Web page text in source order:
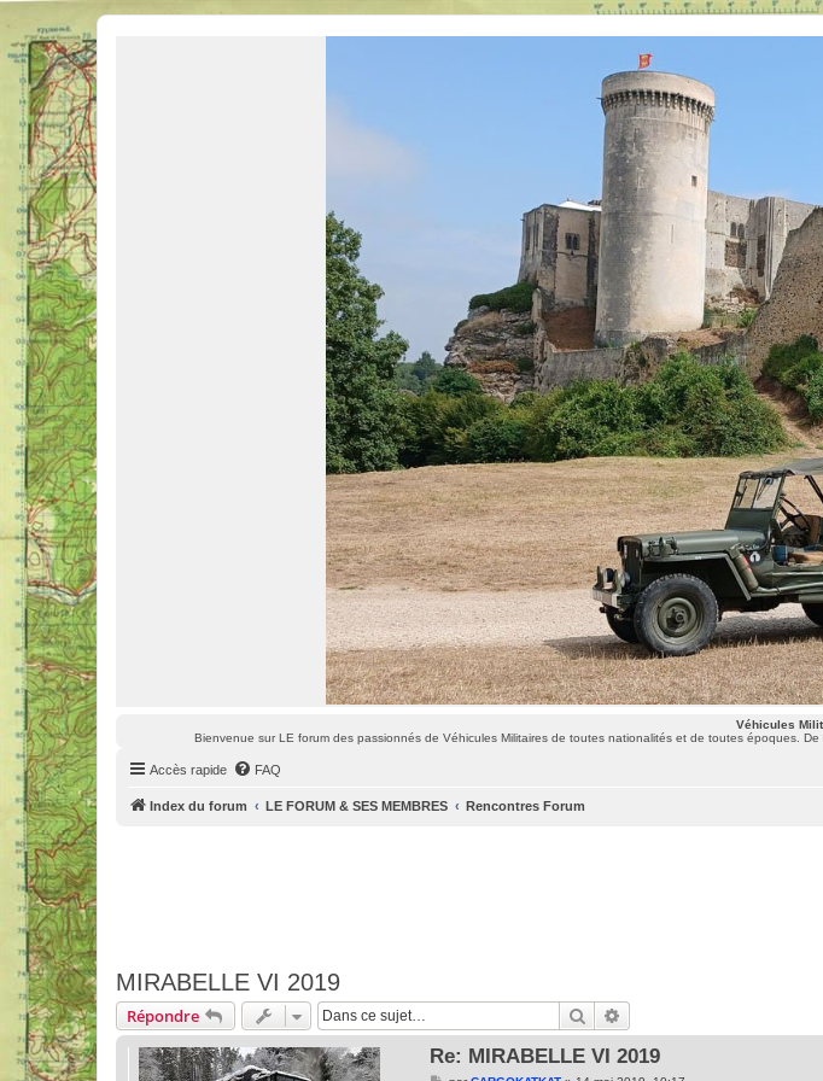
Bienvenue sur LE forum des passionnés de Véhicules Militaires de toutes nationalités et de toutes époques. De
Véhicules
Bienvenue sur LE forum des passionnés de Véhicules Militaires de toutes nationalités et de toutes époques.
Accès rapide FAQ
Index du forum LE FORUM & SES MEMBRES Rencontres Forum
MIRABELLE VI 2019
Répondre Rechercher
Re: MIRABELLE VI 2019